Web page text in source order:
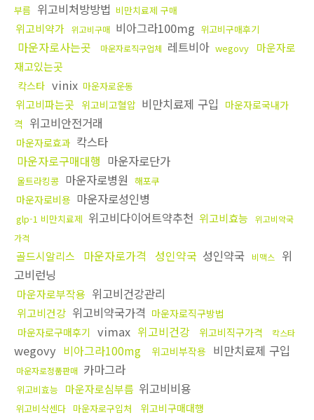
부름 위고비처방방법 비만치료제 구매
위고비약가 위고비구매 비아그라100mg 위고비구매후기
마운자로사는곳 마운자로직구업체 레트비아 wegovy
마운자로
재고있는곳
칵스타 vinix 마운자로운동
위고비파는곳 위고비고혈압 비만치료제 구입 마운자로국내가
격 위고비안전거래
마운자로효과 칵스타
마운자로구매대행 마운자로단가
울트라킹콩 마운자로병원 해포쿠
마운자로비용 마운자로성인병
glp-1 비만치료제 위고비다이어트약추천 위고비효능
위고비약국
가격
골드시알리스 마운자로가격 성인약국 성인약국 비맥스
위
고비런닝
마운자로부작용 위고비건강관리
위고비건강 위고비약국가격 마운자로직구방법
마운자로구매후기 vimax 위고비건강 위고비직구가격 칵스타
wegovy 비아그라100mg 위고비부작용 비만치료제 구입
마운자로정품판매 카마그라
위고비효능 마운자로심부름 위고비비용
위고비삭센다 마운자로구입처 위고비구매대행